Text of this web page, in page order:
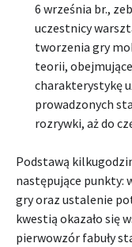
6 września br.,
uczestnicy
tworzenia gry
teorii,
charakterystykę
prowadzonych
rozrywki, aż do
Podstawą
następujące punkty:
gry oraz ustalenie
kwestią okazało się
pierwowzór fabuły